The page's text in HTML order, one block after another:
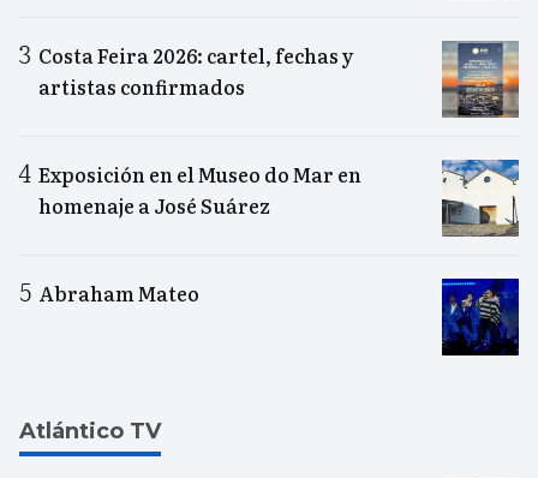
Costa Feira 2026: cartel, fechas y
artistas confirmados
Exposición en el Museo do Mar en
homenaje a José Suárez
Abraham Mateo
Atlántico TV